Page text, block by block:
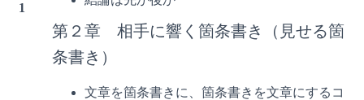
1
第２章 相手に響く箇条書き（見せる箇
条書き）
文章を箇条書きに、箇条書きを文章にするコ